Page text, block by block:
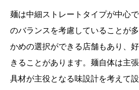
麺は中細ストレートタイプが中心
のバランスを考慮していることが
かめの選択ができる店舗もあり、
きることがあります。麺自体は主
具材が主役となる味設計を考えて